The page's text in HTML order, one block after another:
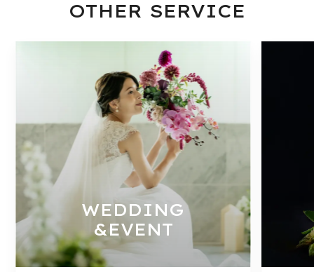
OTHER SERVICE
WEDDING
&EVENT